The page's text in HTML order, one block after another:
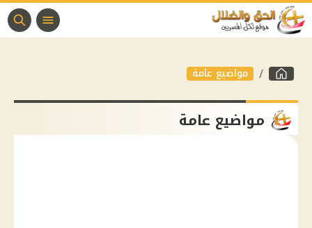
مواضيع عامة
مواضيع عامة